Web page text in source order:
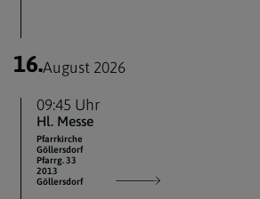
16.August 2026
09:45 Uhr
Hl. Messe
Pfarrkirche
Göllersdorf
Pfarrg. 33
2013
Göllersdorf